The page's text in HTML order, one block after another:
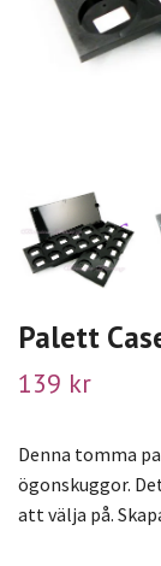
Palett
139 kr
Denna tomma
ögonskuggor.
att välja på.